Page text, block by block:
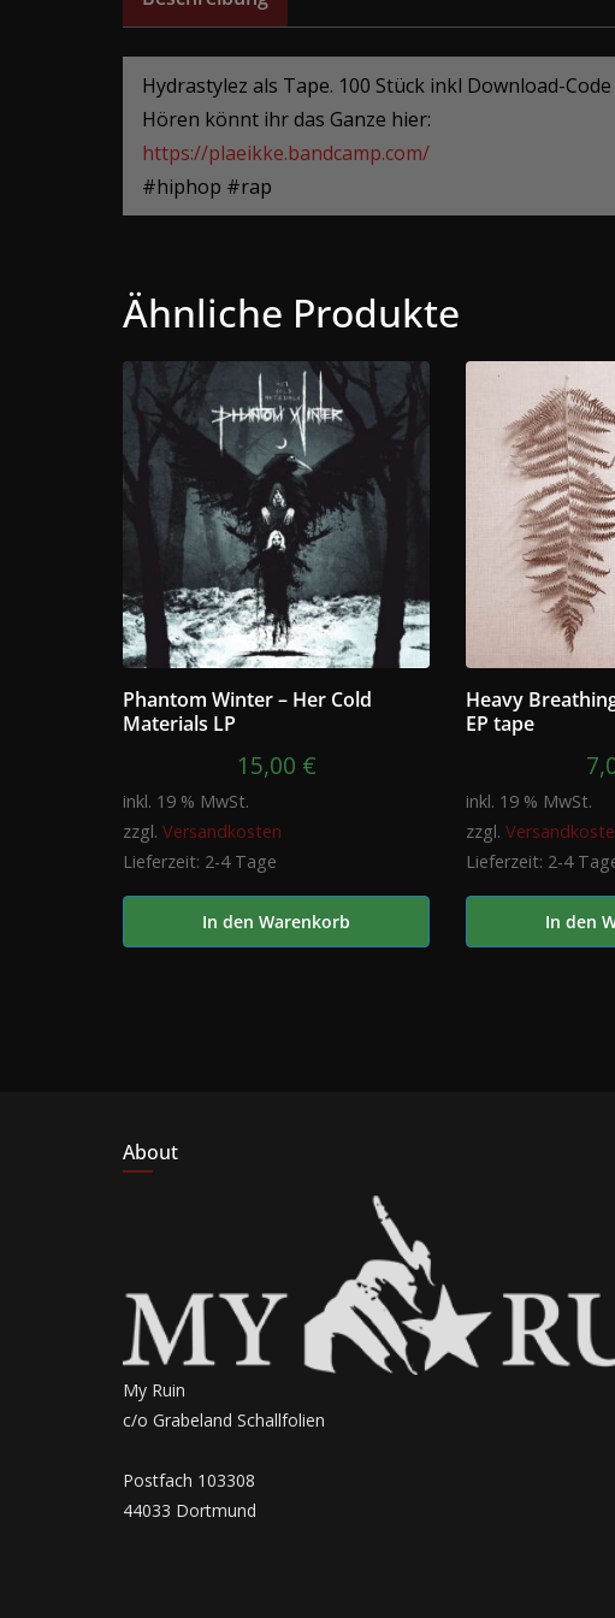
Hydrastylez als Tape. 100 Stück inkl Download-
Hören könnt ihr das Ganze hier:
https://plaeikke.bandcamp.com/
#hiphop #rap
Ähnliche Produkte
Phantom Winter – Her Cold
Materials LP
15,00 €
inkl. 19 % MwSt.
zzgl. Versandkosten
Lieferzeit: 2-4 Tage
In den Warenkorb
Heavy
EP tape
inkl. 19 % MwSt.
zzgl.
Lieferzeit: 2-4
In den
About
My Ruin
c/o Grabeland Schallfolien
Postfach 103308
44033 Dortmund